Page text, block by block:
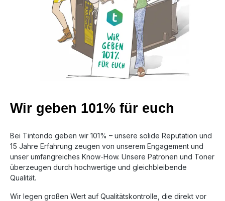
Wir geben 101% für euch
Bei Tintondo geben wir 101% – unsere solide Reputation und
15 Jahre Erfahrung zeugen von unserem Engagement und
unser umfangreiches Know-How. Unsere Patronen und Toner
überzeugen durch hochwertige und gleichbleibende
Qualität.
Wir legen großen Wert auf Qualitätskontrolle, die direkt vor